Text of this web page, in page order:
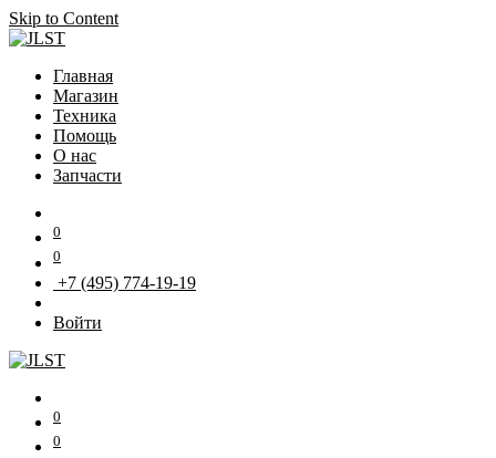
Skip to Content
Главная
Магазин
Техника
Помощь
О нас
Запчасти
0
0
+7 (495) 774-19-19
Войти
0
0